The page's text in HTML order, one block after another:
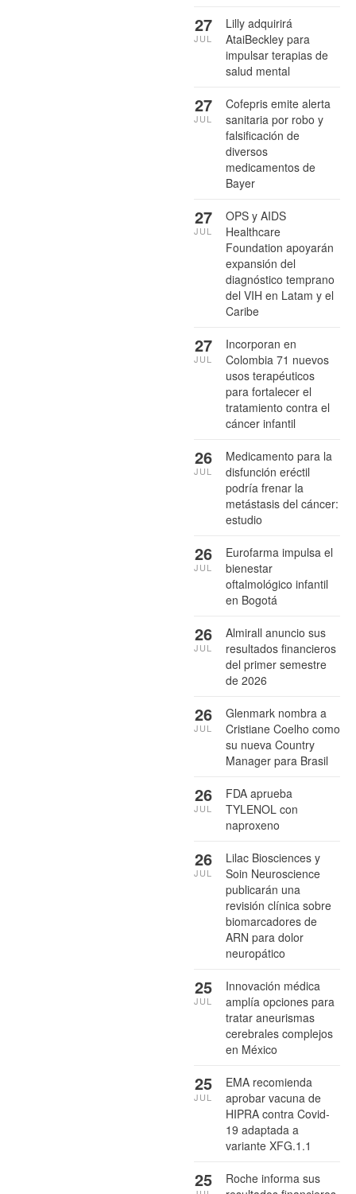
Lilly adquirirá
AtaiBeckley para
impulsar terapias de
salud mental
27
JUL
Cofepris emite alerta
sanitaria por robo y
falsificación de
diversos
medicamentos de
Bayer
27
JUL
OPS y AIDS
Healthcare
Foundation apoyarán
expansión del
diagnóstico temprano
del VIH en Latam y el
Caribe
27
JUL
Incorporan en
Colombia 71 nuevos
usos terapéuticos
para fortalecer el
tratamiento contra el
cáncer infantil
27
JUL
Medicamento para la
disfunción eréctil
podría frenar la
metástasis del cáncer:
estudio
26
JUL
Eurofarma impulsa el
bienestar
oftalmológico infantil
en Bogotá
26
JUL
Almirall anuncio sus
resultados financieros
del primer semestre
de 2026
26
JUL
Glenmark nombra a
Cristiane Coelho como
su nueva Country
Manager para Brasil
26
JUL
FDA aprueba
TYLENOL con
naproxeno
26
JUL
Lilac Biosciences y
Soin Neuroscience
publicarán una
revisión clínica sobre
biomarcadores de
ARN para dolor
neuropático
26
JUL
Innovación médica
amplía opciones para
tratar aneurismas
cerebrales complejos
en México
25
JUL
EMA recomienda
aprobar vacuna de
HIPRA contra Covid-
19 adaptada a
variante XFG.1.1
25
JUL
Roche informa sus
25